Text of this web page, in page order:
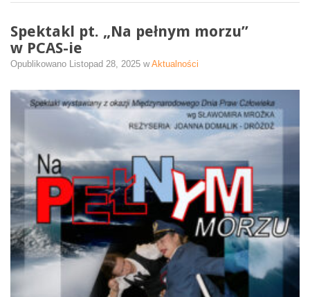
Spektakl pt. „Na pełnym morzu”
w PCAS-ie
Opublikowano Listopad 28, 2025 wAktualności